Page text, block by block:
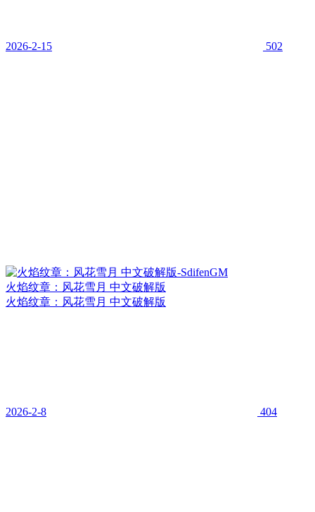
2026-2-15 502
火焰纹章：风花雪月 中文破解版
火焰纹章：风花雪月 中文破解版
2026-2-8 404